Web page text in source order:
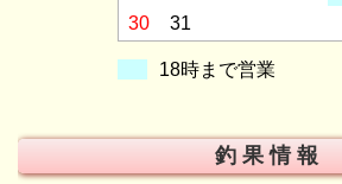
30
31
18時まで営業
釣 果 情 報